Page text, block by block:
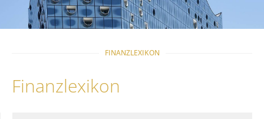
FINANZLEXIKON
Finanzlexikon